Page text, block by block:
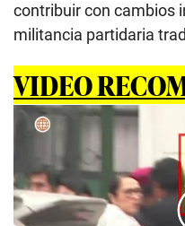
contribuir con cambios
militancia partidaria
VIDEO